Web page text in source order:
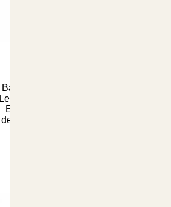
Batteria Litio per Forbici e
Legatrici Volpi - Accessorio
Essenziale per Potatura
dei tuoi Parchi e Giardini -